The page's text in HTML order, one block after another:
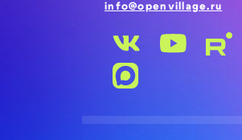
info@openvillage.ru